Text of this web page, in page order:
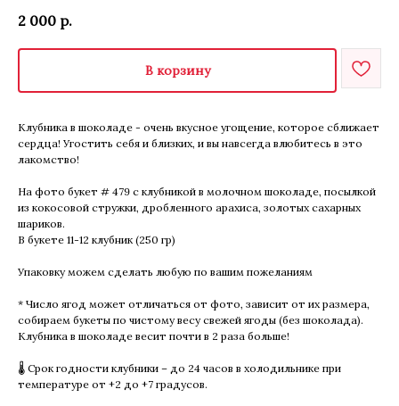
2 000 р.
В корзину
Клубника в шоколаде - очень вкусное угощение, которое сближает
сердца! Угостить себя и близких, и вы навсегда влюбитесь в это
лакомство!
На фото букет # 479 с клубникой в молочном шоколаде, посылкой
из кокосовой стружки, дробленного арахиса, золотых сахарных
шариков.
В букете 11-12 клубник (250 гр)
Упаковку можем сделать любую по вашим пожеланиям
* Число ягод может отличаться от фото, зависит от их размера,
собираем букеты по чистому весу свежей ягоды (без шоколада).
Клубника в шоколаде весит почти в 2 раза больше!
🌡 Срок годности клубники – до 24 часов в холодильнике при
температуре от +2 до +7 градусов.